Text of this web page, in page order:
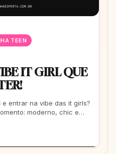
TEEN
IT GIRL QUE
entrar na vibe das it girls?
moderno, chic e